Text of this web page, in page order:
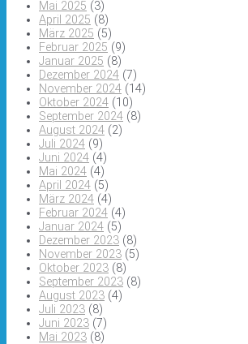
Mai 2025 (3)
April 2025 (8)
März 2025 (5)
Februar 2025 (9)
Januar 2025 (8)
Dezember 2024 (7)
November 2024 (14)
Oktober 2024 (10)
September 2024 (8)
August 2024 (2)
Juli 2024 (9)
Juni 2024 (4)
Mai 2024 (4)
April 2024 (5)
März 2024 (4)
Februar 2024 (4)
Januar 2024 (5)
Dezember 2023 (8)
November 2023 (5)
Oktober 2023 (8)
September 2023 (8)
August 2023 (4)
Juli 2023 (8)
Juni 2023 (7)
Mai 2023 (8)